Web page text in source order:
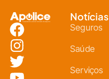
Notícias
Seguros
Saúde
Serviços